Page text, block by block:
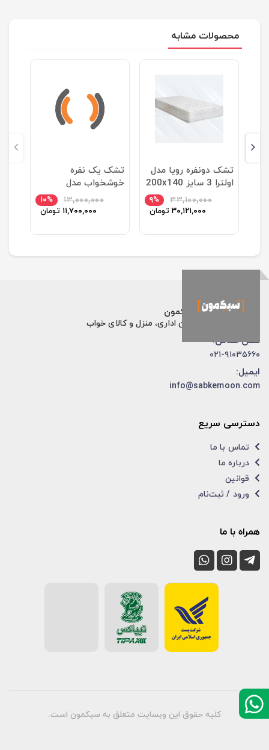
محصولات مشابه
تشک یک نفره
خوشخواب مدل
آناهیتا سایز 200x90
سانتی متر
۱۰% ۱۳,۰۰۰,۰۰۰
۱۱,۷۰۰,۰۰۰ تومان
تشک دونفره رویا مدل
اولترا 3 سایز 200x140
سانتیمتر
۹% ۳۳,۱۰۰,۰۰۰
۳۰,۱۲۱,۰۰۰ تومان
فروشگاه اینترنتی سبکمون
فروش تخصصی مبلمان اداری، منزل و کالای خواب
تلفن تماس:
۰۲۱-۹۱۰۳۵۶۶۰
ایمیل:
info@sabkemoon.com
دسترسی سریع
تماس با ما
درباره ما
قوانین
ورود / ثبت‌نام
همراه با ما
کلیه حقوق این وبسایت متعلق به سبکمون است.